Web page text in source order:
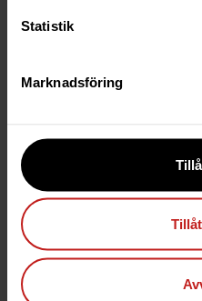
Statistik
Marknadsföring
Anbudsunderlag:
Nordiska Kvalitetspooler AB
Bakgrund Nordiska
försattes i konkurs vid Gävle
konkursförvaltare utsågs